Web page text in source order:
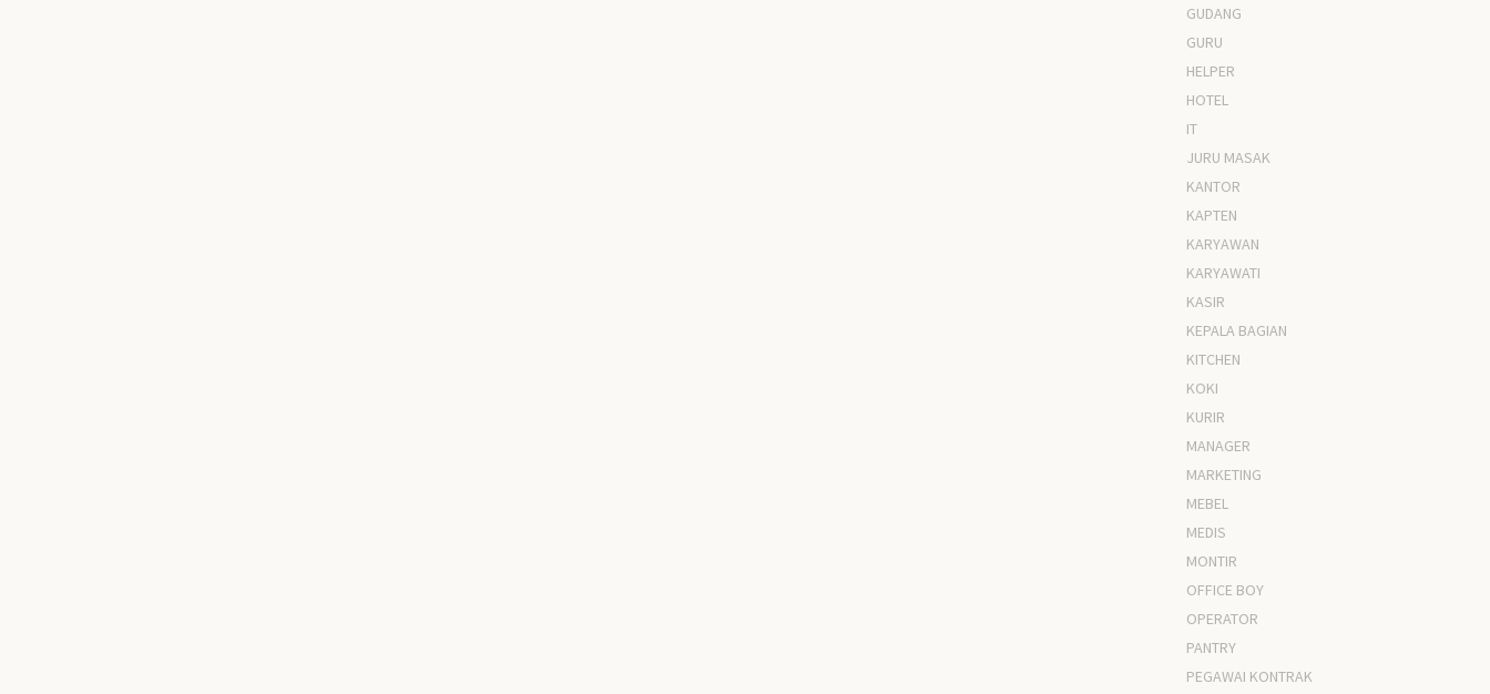
GUDANG
GURU
HELPER
HOTEL
IT
JURU MASAK
KANTOR
KAPTEN
KARYAWAN
KARYAWATI
KASIR
KEPALA BAGIAN
KITCHEN
KOKI
KURIR
MANAGER
MARKETING
MEBEL
MEDIS
MONTIR
OFFICE BOY
OPERATOR
PANTRY
PEGAWAI KONTRAK